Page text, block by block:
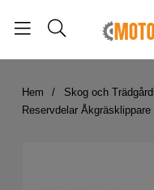
Hem Skog och
Reservdelar Åkgräsklippare